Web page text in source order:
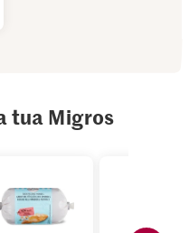
tua Migros